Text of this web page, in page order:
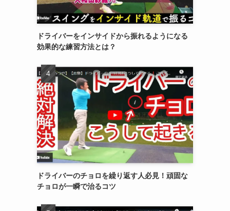
ドライバーをインサイドから振れるようになる
効果的な練習方法とは？
ドライバーのチョロを繰り返す人必見！頑固な
チョロが一瞬で治るコツ